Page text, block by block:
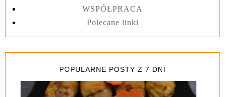
WSPÓŁPRACA
Polecane linki
POPULARNE POSTY Z 7 DNI